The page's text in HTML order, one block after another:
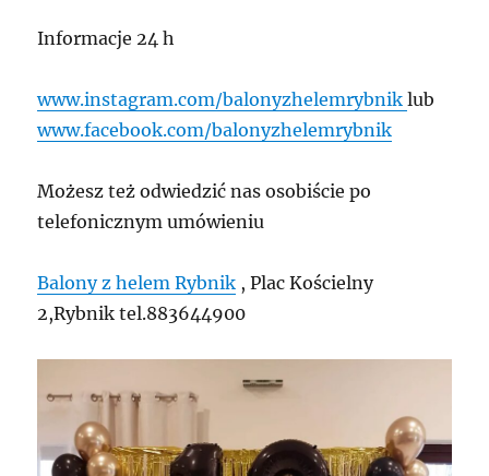
Informacje 24 h
www.instagram.com/balonyzhelemrybniklub
www.facebook.com/balonyzhelemrybnik
Możesz też odwiedzić nas osobiście po
telefonicznym umówieniu
Balony z helem Rybnik , Plac Kościelny
2,Rybnik tel.883644900